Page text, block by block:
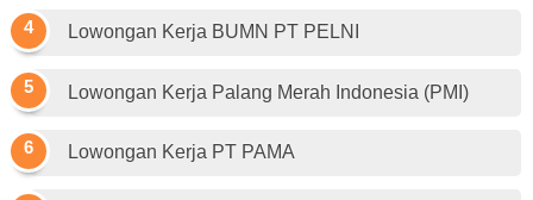
Lowongan Kerja BUMN PT PELNI
Lowongan Kerja Palang Merah Indonesia (PMI)
Lowongan Kerja PT PAMA